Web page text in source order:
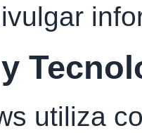
utiliza